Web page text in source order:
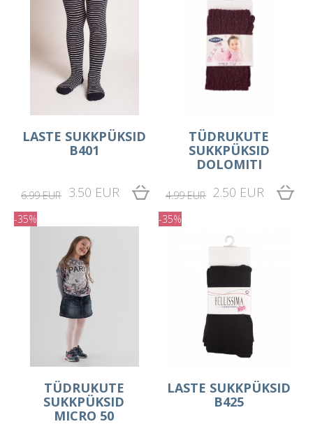
LASTE SUKKPÜKSID
B401
6.99 EUR 3.50 EUR
TÜDRUKUTE
SUKKPÜKSID
DOLOMITI
4.99 EUR 2.50 EUR
-35%
TÜDRUKUTE
SUKKPÜKSID
MICRO 50
-35%
LASTE SUKKPÜKSID
B425